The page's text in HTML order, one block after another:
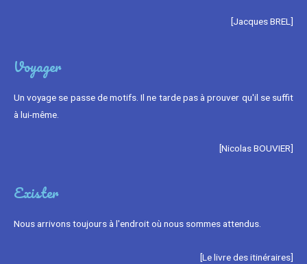
[Jacques BREL]
Voyager
Un voyage se passe de motifs. Il ne tarde pas à prouver qu'il se suffit
à lui-même.
[Nicolas BOUVIER]
Exister
Nous arrivons toujours à l'endroit où nous sommes attendus.
[Le livre des itinéraires]